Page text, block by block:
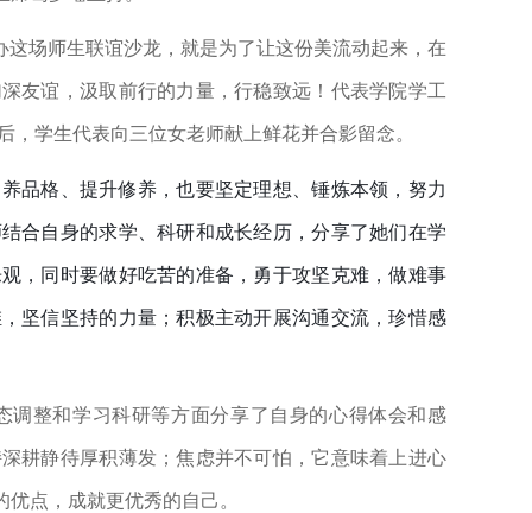
这场师生联谊沙龙，就是为了让这份美流动起来，在
友谊，汲取前行的力量，行稳致远！代表学院学工
学生代表向三位女老师献上鲜花并合影留念。
品格、提升修养，也要坚定理想、锤炼本领，努力
合自身的求学、科研和成长经历，分享了她们在学
，同时要做好吃苦的准备，勇于攻坚克难，做难事
坚信坚持的力量；积极主动开展沟通交流，珍惜感
整和学习科研等方面分享了自身的心得体会和感
耕静待厚积薄发；焦虑并不可怕，它意味着上进心
点，成就更优秀的自己。